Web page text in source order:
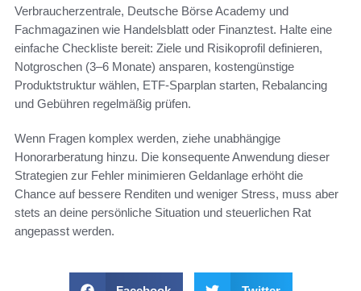
Verbraucherzentrale, Deutsche Börse Academy und
Fachmagazinen wie Handelsblatt oder Finanztest. Halte eine
einfache Checkliste bereit: Ziele und Risikoprofil definieren,
Notgroschen (3–6 Monate) ansparen, kostengünstige
Produktstruktur wählen, ETF-Sparplan starten, Rebalancing
und Gebühren regelmäßig prüfen.
Wenn Fragen komplex werden, ziehe unabhängige
Honorarberatung hinzu. Die konsequente Anwendung dieser
Strategien zur Fehler minimieren Geldanlage erhöht die
Chance auf bessere Renditen und weniger Stress, muss aber
stets an deine persönliche Situation und steuerlichen Rat
angepasst werden.